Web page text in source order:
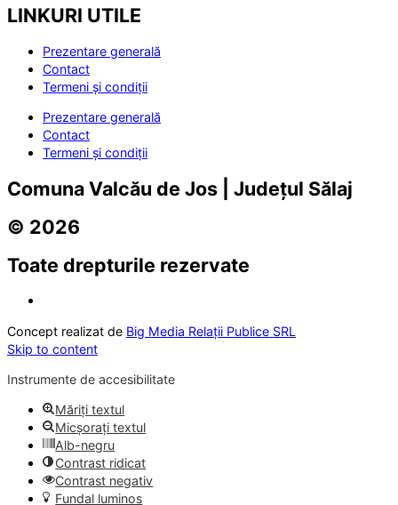
LINKURI UTILE
Prezentare generală
Contact
Termeni și condiții
Prezentare generală
Contact
Termeni și condiții
Comuna Valcău de Jos | Județul Sălaj
© 2026
Toate drepturile rezervate
Concept realizat de Big Media Relații Publice SRL
Skip to content
Instrumente de accesibilitate
Măriți textul
Micșorați textul
Alb-negru
Contrast ridicat
Contrast negativ
Fundal luminos